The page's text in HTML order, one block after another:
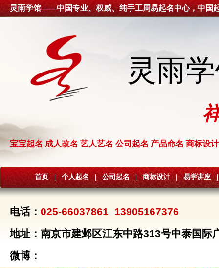
灵雨学馆——中国专业、权威、纯手工周易起名中心，中国
灵雨
宝宝起名 成人改名 艺人艺名 公司起名 产品命名 商标设计
首页 | 个人起名 | 公司起名 | 商标设计 | 易学讲座 |
电话： 025-66037861 13905167376
地址：南京市建邺区江东中路313号中泰国际
微博：